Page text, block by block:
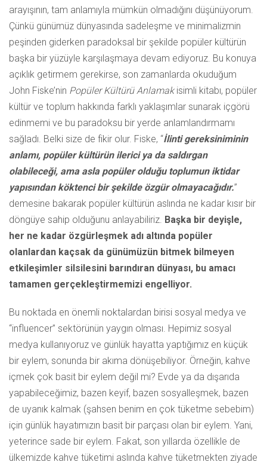
arayışının, tam anlamıyla mümkün olmadığını düşünüyorum.
Çünkü günümüz dünyasında sadeleşme ve minimalizmin
peşinden giderken paradoksal bir şekilde popüler kültürün
başka bir yüzüyle karşılaşmaya devam ediyoruz. Bu konuya
açıklık getirmem gerekirse, son zamanlarda okuduğum
John Fiske’nin Popüler Kültürü Anlamakisimli kitabı, popüler
kültür ve toplum hakkında farklı yaklaşımlar sunarak içgörü
edinmemi ve bu paradoksu bir yerde anlamlandırmamı
sağladı. Belki size de fikir olur. Fiske, “İlinti gereksiniminin
anlamı, popüler kültürün ilerici ya da saldırgan
olabileceği, ama asla popüler olduğu toplumun iktidar
yapısından köktenci bir şekilde özgür olmayacağıdır.”
demesine bakarak popüler kültürün aslında ne kadar kısır bir
döngüye sahip olduğunu anlayabiliriz. Başka bir deyişle,
her ne kadar özgürleşmek adı altında popüler
olanlardan kaçsak da günümüzün bitmek bilmeyen
etkileşimler silsilesini barındıran dünyası, bu amacı
tamamen gerçekleştirmemizi engelliyor.
Bu noktada en önemli noktalardan birisi sosyal medya ve
“influencer” sektörünün yaygın olması. Hepimiz sosyal
medya kullanıyoruz ve günlük hayatta yaptığımız en küçük
bir eylem, sonunda bir akıma dönüşebiliyor. Örneğin, kahve
içmek çok basit bir eylem değil mi? Evde ya da dışarıda
yapabileceğimiz, bazen keyif, bazen sosyalleşmek, bazen
de uyanık kalmak (şahsen benim en çok tüketme sebebim)
için günlük hayatımızın basit bir parçası olan bir eylem. Yani,
yeterince sade bir eylem. Fakat, son yıllarda özellikle de
ülkemizde kahve tüketimi aslında kahve tüketmekten ziyade